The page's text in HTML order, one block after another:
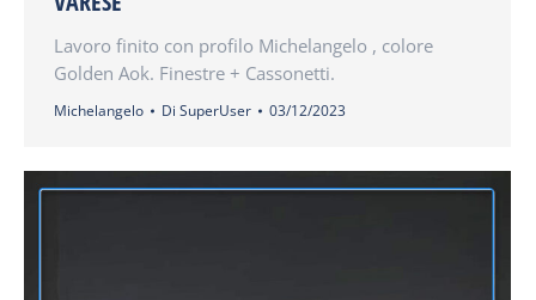
Lavoro finito con profilo Michelangelo , colore
Golden Aok. Finestre + Cassonetti.
Michelangelo Di SuperUser 03/12/2023